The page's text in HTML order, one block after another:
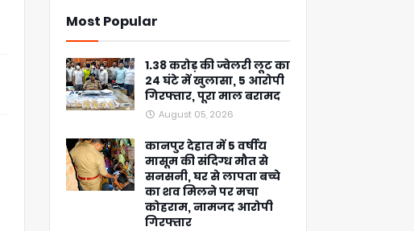
Most Popular
1.38 करोड़ की ज्वेलरी लूट का
24 घंटे में खुलासा, 5 आरोपी
गिरफ्तार, पूरा माल बरामद
August 05, 2026
कानपुर देहात में 5 वर्षीय
मासूम की संदिग्ध मौत से
सनसनी, घर से लापता बच्चे
का शव मिलने पर मचा
कोहराम, नामजद आरोपी
गिरफ्तार